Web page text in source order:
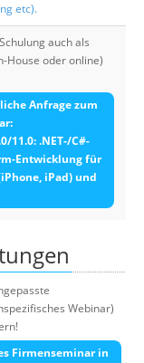
etc).
auch als
House oder online)
Anfrage zum
11.0: .NET-/C#-
Entwicklung für
iPad) und
Webinar)
Firmenseminar in